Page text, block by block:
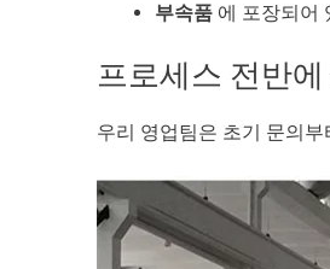
부속품에 포장되어
프로세스 전반
우리 영업팀은 초기 문의